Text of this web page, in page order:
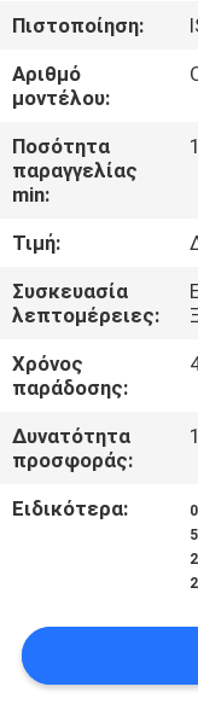
ΕΜΦΆΝΙΣΗ
VR
ΣΧΕΤΙΚΆ
ΜΕ
ΕΜΆΣ
ΕΠΙΣΚΈΨΕΙΣ
ΕΡΓΟΣΤΆΣΙΟ
ΈΛΕΓΧΟΣ
ΠΟΙΌΤΗΤΑΣ
ΥΠΟΘΈΣΕΙΣ
Πιστοποίηση:
Αριθμό
μοντέλου:
Ποσότητα
παραγγελίας
min:
Τιμή:
Συσκευασία
λεπτομέρειες:
Χρόνος
παράδοσης:
Δυνατότητα
προσφοράς:
Ειδικότερα: